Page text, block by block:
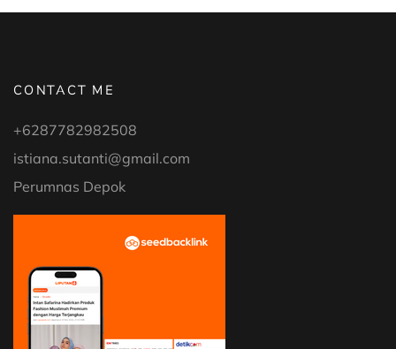
CONTACT ME
+6287782982508
istiana.sutanti@gmail.com
Perumnas Depok